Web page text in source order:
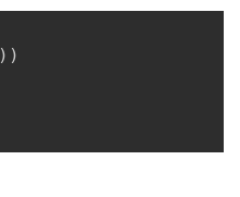
) )